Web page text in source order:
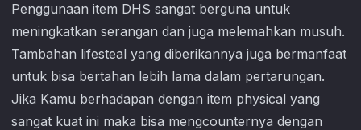
Penggunaan item DHS sangat berguna untuk
meningkatkan serangan dan juga melemahkan musuh.
Tambahan lifesteal yang diberikannya juga bermanfaat
untuk bisa bertahan lebih lama dalam pertarungan.
Jika Kamu berhadapan dengan item physical yang
sangat kuat ini maka bisa mengcounternya dengan